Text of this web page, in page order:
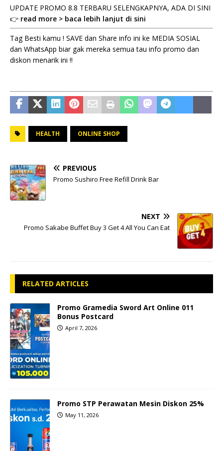
UPDATE PROMO 8.8 TERBARU SELENGKAPNYA, ADA DI SINI
👉 read more > baca lebih lanjut di sini
Tag Besti kamu ! SAVE dan Share info ini ke MEDIA SOSIAL
dan WhatsApp biar gak mereka semua tau info promo dan
diskon menarik ini !!
HEALTH ONLINE SHOP
PREVIOUS
Promo Sushiro Free Refill Drink Bar
NEXT
Promo Sakabe Buffet Buy 3 Get 4 All You Can Eat
RELATED ARTICLES
Promo Gramedia Sword Art Online 011
Bonus Postcard
April 7, 2026
Promo STP Perawatan Mesin Diskon 25%
May 11, 2026